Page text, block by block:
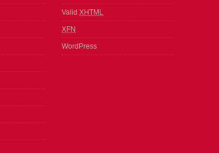
Valid XHTML
XFN
WordPress